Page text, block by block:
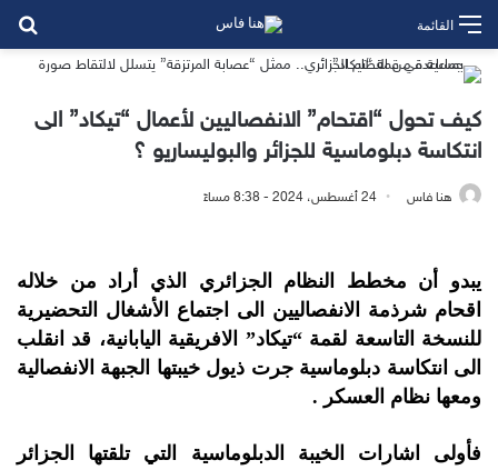
القائمة
كيف تحول “اقتحام” الانفصاليين لأعمال “تيكاد” الى
انتكاسة دبلوماسية للجزائر والبوليساريو ؟
هنا فاس 24 أغسطس، 2024 - 8:38 مساءً
يبدو أن مخطط النظام الجزائري الذي أراد من خلاله
اقحام شرذمة الانفصاليين الى اجتماع الأشغال التحضيرية
للنسخة التاسعة لقمة “تيكاد” الافريقية اليابانية، قد انقلب
الى انتكاسة دبلوماسية جرت ذيول خيبتها الجبهة الانفصالية
ومعها نظام العسكر .
فأولى اشارات الخيبة الدبلوماسية التي تلقتها الجزائر